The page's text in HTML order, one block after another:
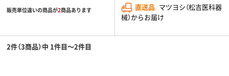
販売単位違いの商品が2商品あります
直送品 マツヨシ（松吉医科器
械）からお届け
2件（3商品）中 1件目～2件目